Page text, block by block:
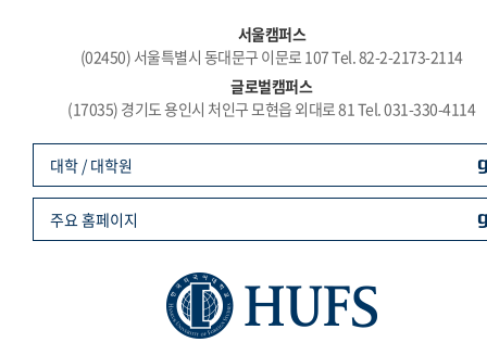
서울캠퍼스
(02450) 서울특별시 동대문구 이문로 107 Tel. 82-2-2173-2114
글로벌캠퍼스
(17035) 경기도 용인시 처인구 모현읍 외대로 81 Tel. 031-330-4114
대학 / 대학원
주요 홈페이지